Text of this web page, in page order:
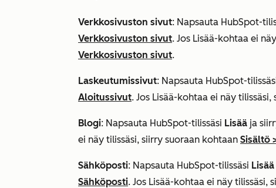
Verkkosivuston sivut: Napsauta HubSpot-
Verkkosivuston sivut. Jos Lisää-kohtaa ei
Verkkosivuston sivut.
Laskeutumissivut: Napsauta HubSpot-
Aloitussivut. Jos Lisää-kohtaa ei näy tilissäsi,
Blogi: Napsauta HubSpot-tilissäsi Lisää ja
ei näy tilissäsi, siirry suoraan kohtaan Sisältö
Sähköposti: Napsauta HubSpot-tilissäsi Lisää
Sähköposti. Jos Lisää-kohtaa ei näy tilissäsi,